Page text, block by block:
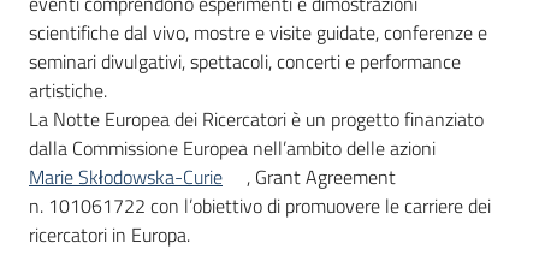
scientifiche dal vivo, mostre e visite guidate, conferenze e
seminari divulgativi, spettacoli, concerti e performance
artistiche.
La Notte Europea dei Ricercatori è un progetto finanziato
dalla Commissione Europea nell’ambito delle azioni
Marie Skłodowska-Curie
, Grant Agreement
n. 101061722 con l’obiettivo di promuovere le carriere dei
ricercatori in Europa.